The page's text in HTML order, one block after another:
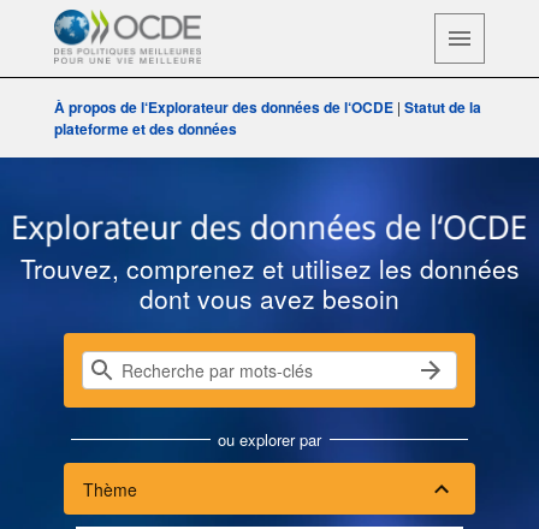
À propos de l‘Explorateur des données de l‘OCDE | Statut de la
plateforme et des données
Explorateur des données de
Trouvez, comprenez et utilisez les données
dont vous avez besoin
ou explorer par
Thème